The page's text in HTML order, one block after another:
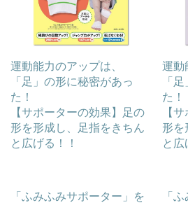
運動能力のアップは、
「足」の形に秘密があっ
た！
【サポーターの効果】足の
形を形成し、足指をきちん
と広げる！！
「ふみふみサポーター」を
運動
「
た！
【
形を
と広
「